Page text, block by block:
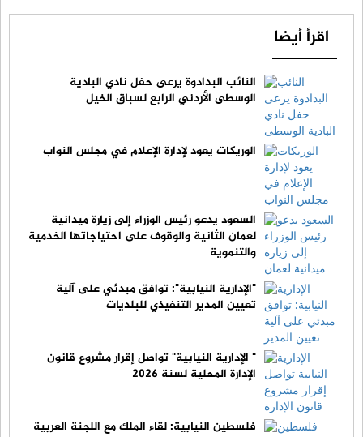
اقرأ أيضا
النائب البدادوة يرعى حفل نادي البادية
الوسطى الأردني الرابع لسباق الخيل
الوريكات يعود لإدارة الإعلام في مجلس النواب
السعود يدعو رئيس الوزراء إلى زيارة ميدانية
لعمان الثانية والوقوف على احتياجاتها الخدمية
والتنموية
"الإدارية النيابية": توافق مبدئي على آلية
تعيين المدير التنفيذي للبلديات
" الإدارية النيابية" تواصل إقرار مشروع قانون
الإدارة المحلية لسنة 2026
فلسطين النيابية: لقاء الملك مع اللجنة العربية